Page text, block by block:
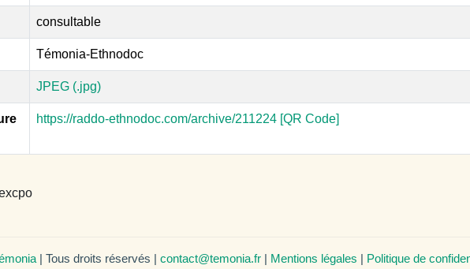
consultable
Témonia-Ethnodoc
JPEG (.jpg)
https://raddo-ethnodoc.com/archive/211224 [QR Code]
| Tous droits réservés | contact@temonia.fr | Mentions légales | Politique de